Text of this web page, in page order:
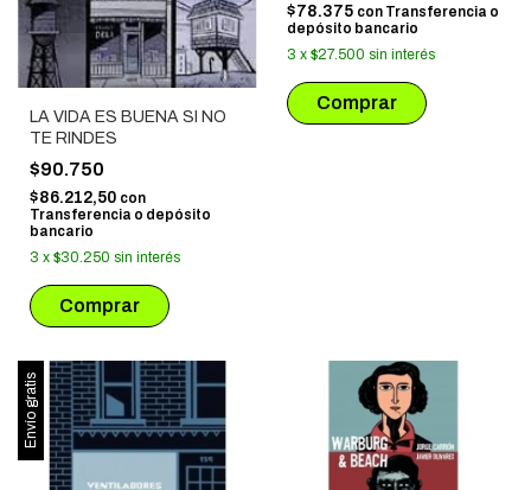
LA VIDA ES BUENA SI NO
TE RINDES
$90.750
$86.212,50 con
Transferencia o depósito
bancario
3 x $30.250 sin interés
$78.375 con Transferencia o
depósito bancario
3 x $27.500 sin interés
Envío gratis